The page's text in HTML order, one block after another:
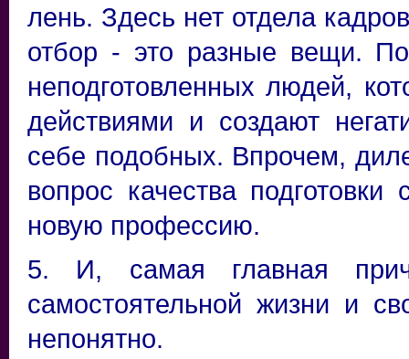
лень. Здесь нет отдела
отбор - это разные вещи.
неподготовленных людей,
действиями и создают
себе подобных. Впрочем,
вопрос качества
новую профессию.
5. И, самая главная
самостоятельной жизни и
непонятно.